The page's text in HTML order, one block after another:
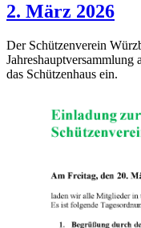
2. März 2026
Der Schützenverein
das Schützenhaus ein.